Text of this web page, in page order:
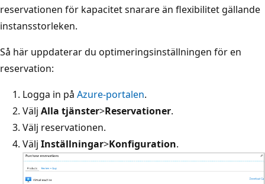
reservationen för kapacitet snarare än flexibilitet gällande
instansstorleken.
Så här uppdaterar du optimeringsinställningen för en
reservation:
Logga in på Azure-portalen.
Välj Alla tjänster>Reservationer.
Välj reservationen.
Välj Inställningar>Konfiguration.